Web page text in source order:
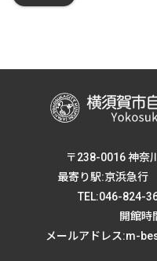
〒238-0016 神奈
最寄り駅:京浜急行
TEL:046-824-
開館時
メールアドレス:m-